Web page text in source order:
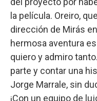
la película. Oreiro,
dirección de Mirás en
hermosa aventura
quiero y admiro
parte y contar una
Jorge Marrale, sin
¡Con un equipo de